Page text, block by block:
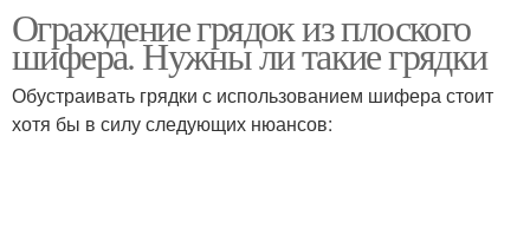
Ограждение грядок из плоского
шифера. Нужны ли такие грядки
Обустраивать грядки с использованием шифера стоит
хотя бы в силу следующих нюансов: